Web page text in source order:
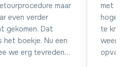
maar
even verder
gekomen. Dat
het boekje. Nu een
we erg tevreden
met
hoge
te
weer